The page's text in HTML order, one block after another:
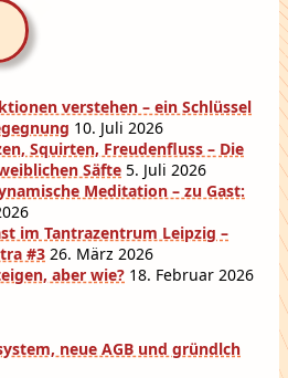
verstehen – ein Schlüssel
10. Juli 2026
Squirten, Freudenfluss – Die
Säfte 5. Juli 2026
Meditation – zu Gast:
im Tantrazentrum Leipzig –
#3 26. März 2026
aber wie? 18. Februar 2026
neue AGB und gründlch